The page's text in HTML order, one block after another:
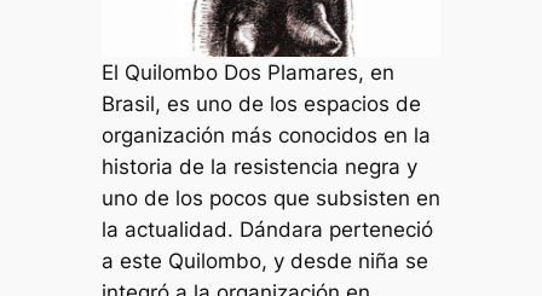
El Quilombo Dos Plamares, en
Brasil, es uno de los espacios de
organización más conocidos en la
historia de la resistencia negra y
uno de los pocos que subsisten en
la actualidad. Dándara perteneció
a este Quilombo, y desde niña se